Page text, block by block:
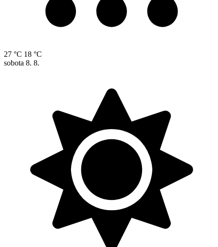
27 °C 18 °C
sobota 8. 8.